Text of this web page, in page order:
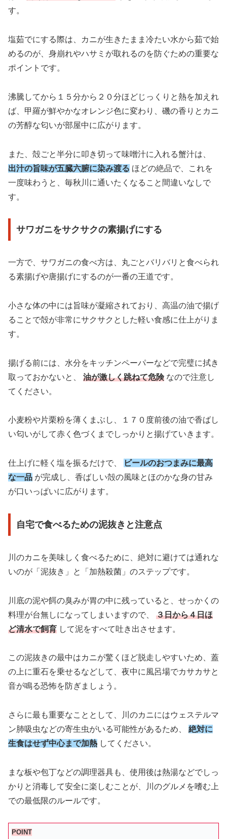
す。
塩茹でにする際は、カニが生きたまま冷たい水から茹で始
めるのが、身崩れやハサミが取れるのを防ぐための重要な
ポイントです。
沸騰してから１５分から２０分ほどじっくりと熱を加えれ
ば、甲羅が鮮やかなオレンジ色に変わり、磯の香りとカニ
の芳醇な匂いが部屋中に広がります。
また、殻ごと半分に叩き切って味噌汁に入れる蟹汁は、
出汁の旨味が五臓六腑に染み渡る ほどの絶品で、これを
一度味わうと、毎秋川に通いたくなること間違いなしで
す。
サワガニをサクサクの素揚げにする
一方で、サワガニの食べ方は、丸ごとバリバリと食べられ
る素揚げや唐揚げにするのが一番の王道です。
小さな体の中には旨味が凝縮されており、高温の油で揚げ
ることで殻が非常にサクサクとした軽い食感に仕上がりま
す。
揚げる前には、水分をキッチンペーパーなどで完璧に拭き
取っておかないと、 油が激しく跳ねて危険なので注意し
てください。
小麦粉や片栗粉を薄くまぶし、１７０度前後の油で香ばし
い匂いがして赤く色づくまでしっかりと揚げていきます。
仕上げに軽く塩を振るだけで、
ビールのおつまみに最高
な一品 が完成し、香ばしい殻の風味とほのかな身の甘み
が口いっぱいに広がります。
自宅で食べるための泥抜きと注意点
川のカニを美味しく食べるために、絶対に避けては通れな
いのが「泥抜き」と「加熱殺菌」のステップです。
川底の泥や餌の臭みが胃の中に残っていると、せっかくの
料理が台無しになってしまいますので、 ３日から４日ほ
ど清水で飼育 して泥をすべて吐き出させます。
この泥抜きの最中はカニが驚くほど脱走しやすいため、蓋
の上に重石を乗せるなどして、夜中に風呂場でカサカサと
音が鳴る恐怖を防ぎましょう。
さらに最も重要なこととして、川のカニにはウェステルマ
ン肺吸虫などの寄生虫がいる可能性があるため、 絶対に
生食はせず中心まで加熱 してください。
まな板や包丁などの調理器具も、使用後は熱湯などでしっ
かりと消毒して安全に楽しむことが、川のグルメを嗜む上
での最低限のルールです。
POINT